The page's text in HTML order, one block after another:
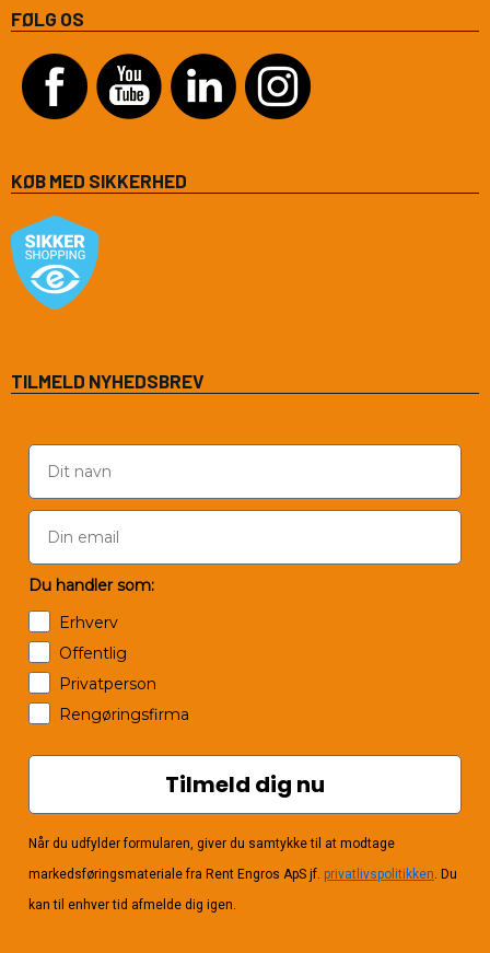
FØLG OS
KØB MED SIKKERHED
TILMELD NYHEDSBREV
Du handler som:
Erhverv
Offentlig
Privatperson
Rengøringsfirma
Tilmeld dig nu
Når du udfylder formularen, giver du samtykke til at modtage
markedsføringsmateriale fra Rent Engros ApS jf. privatlivspolitikken . Du
kan til enhver tid afmelde dig igen.